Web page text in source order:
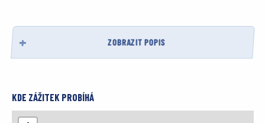
ZOBRAZIT POPIS
KDE ZÁŽITEK PROBÍHÁ